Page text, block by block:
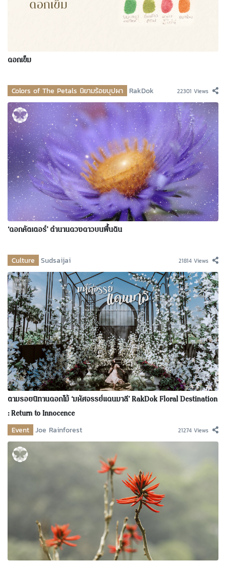
ดอกเข็ม
Colors of The Petals นิยามร้อยบุปผา RakDok 22301 Views
‘ดอกคัตเตอร์’ ตำนานดวงดาวบนพื้นดิน
Culture Sudsaijai 21814 Views
ตามรอยนิทานดอกไม้ ‘มหัศจรรย์แดนมาลี’ RakDok Floral Destination
: Return to Innocence
Event Joe Rainforest 21274 Views